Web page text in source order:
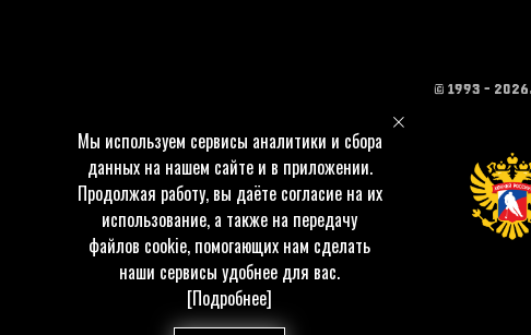
Мы используем сервисы аналитики и сбора
данных на нашем сайте и в приложении.
Продолжая работу, вы даёте согласие на их
использование, а также на передачу
файлов cookie, помогающих нам сделать
наши сервисы удобнее для вас.
[Подробнее]
© 1993 -